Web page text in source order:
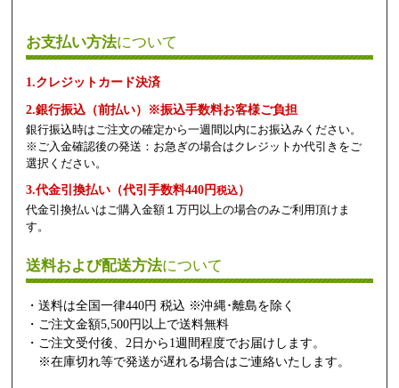
お支払い方法について
1.クレジットカード決済
2.銀行振込（前払い）※振込手数料お客様ご負担
銀行振込時はご注文の確定から一週間以内にお振込みください。
※ご入金確認後の発送：お急ぎの場合はクレジットか代引きをご
選択ください。
3.代金引換払い（代引手数料440円税込）
代金引換払いはご購入金額１万円以上の場合のみご利用頂けま
す。
送料および配送方法について
・送料は全国一律440円 税込 ※沖縄･離島を除く
・ご注文金額5,500円以上で送料無料
・ご注文受付後、2日から1週間程度でお届けします。
※在庫切れ等で発送が遅れる場合はご連絡いたします。